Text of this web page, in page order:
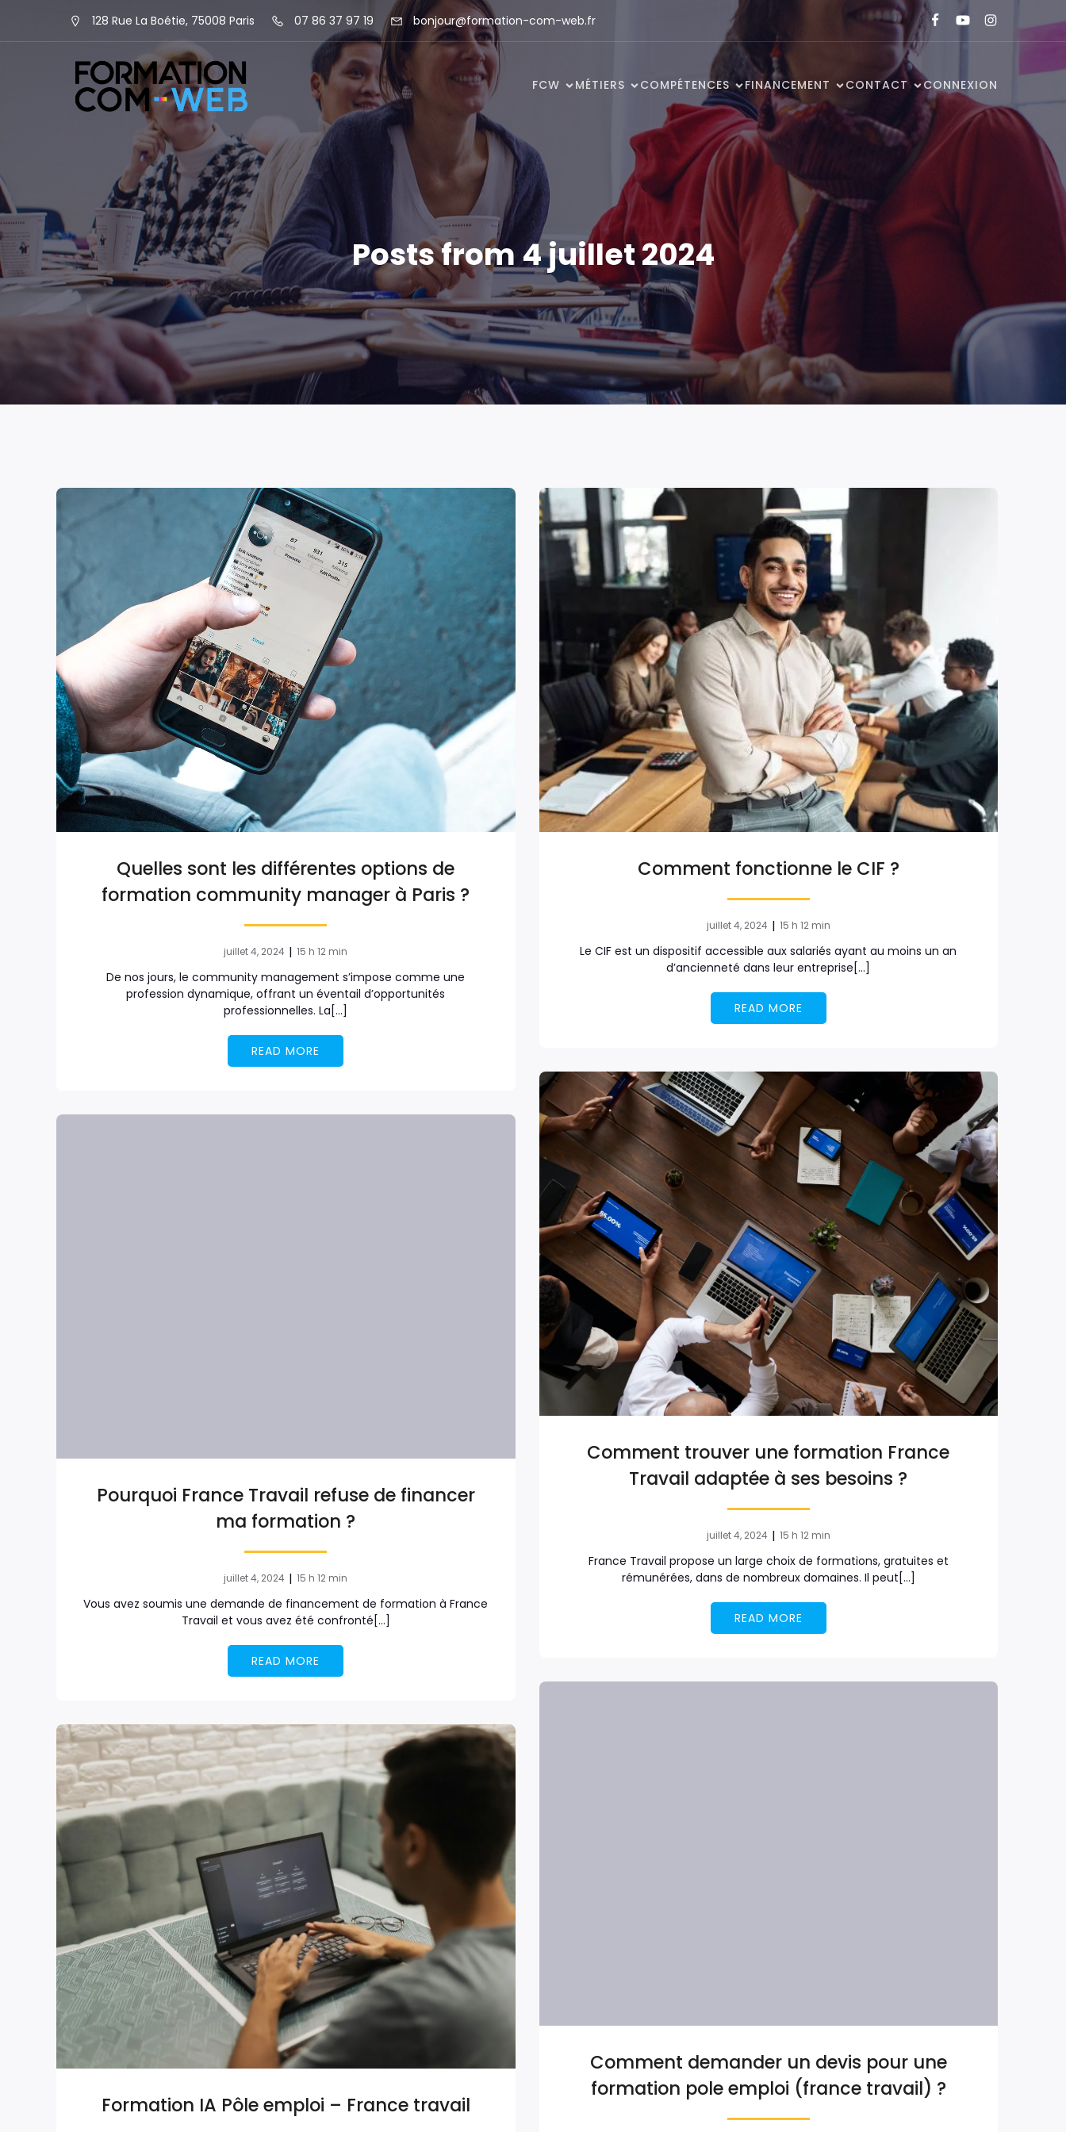
128 Rue La Boétie, 75008 Paris 07 86 37 97 19 bonjour@formation-com-web.fr
FCW MÉTIERS COMPÉTENCES FINANCEMENT CONTACT CONNEXION
Posts from 4 juillet 2024
Quelles sont les différentes options de
formation community manager à Paris ?
juillet 4, 2024 | 15 h 12 min
De nos jours, le community management s’impose comme une
profession dynamique, offrant un éventail d’opportunités
professionnelles. La[…]
READ MORE
Comment fonctionne le CIF ?
juillet 4, 2024 | 15 h 12 min
Le CIF est un dispositif accessible aux salariés ayant au moins un an
d’ancienneté dans leur entreprise[…]
READ MORE
Comment trouver une formation France
Travail adaptée à ses besoins ?
juillet 4, 2024 | 15 h 12 min
France Travail propose un large choix de formations, gratuites et
rémunérées, dans de nombreux domaines. Il peut[…]
READ MORE
Pourquoi France Travail refuse de financer
ma formation ?
juillet 4, 2024 | 15 h 12 min
Vous avez soumis une demande de financement de formation à France
Travail et vous avez été confronté[…]
READ MORE
Comment demander un devis pour une
formation pole emploi (france travail) ?
Formation IA Pôle emploi – France travail